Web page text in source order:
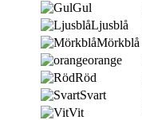
Gul
Ljusblå
Mörkblå
orange
Röd
Svart
Vit